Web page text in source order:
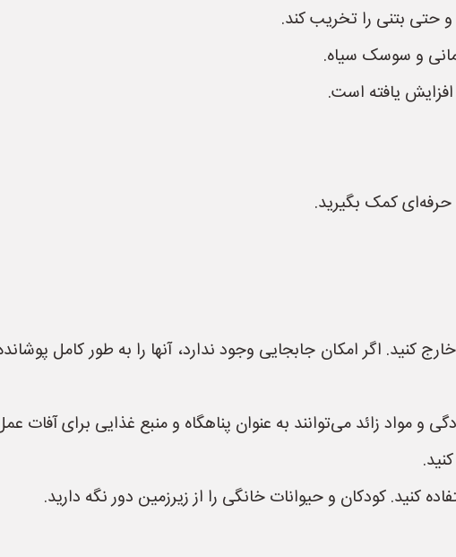
حتی بتنی را تخریب کند.
و سوسک سیاه.
یافته است.
کمک بگیرید.
کنید. اگر امکان جابجایی وجود ندارد، آنها را به طور کامل
و مواد زائد می‌توانند به عنوان پناهگاه و منبع غذایی برای آفات
کودکان و حیوانات خانگی را از زیرزمین دور نگه دارید.